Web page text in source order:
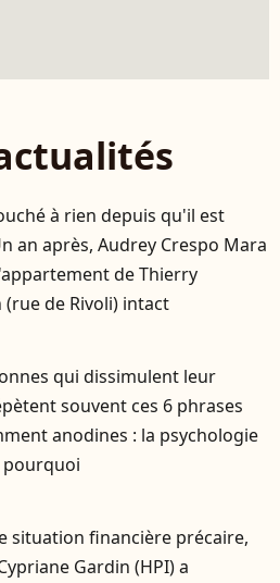
à rien depuis qu'il est
an après, Audrey Crespo Mara
de Thierry
(rue de Rivoli) intact
qui dissimulent leur
souvent ces 6 phrases
anodines : la psychologie
situation financière précaire,
Gardin (HPI) a